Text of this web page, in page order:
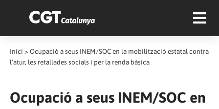
Inici > Ocupació a seus INEM/SOC en la mobilització estatal contra
l’atur, les retallades socials i per la renda bàsica
Ocupació a seus INEM/SOC en